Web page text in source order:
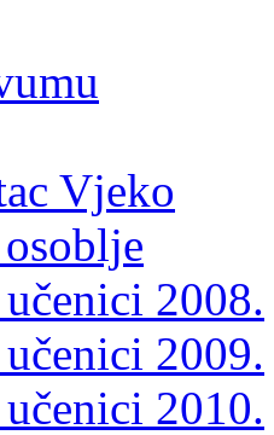
Vjeko
2008.
2009.
2010.